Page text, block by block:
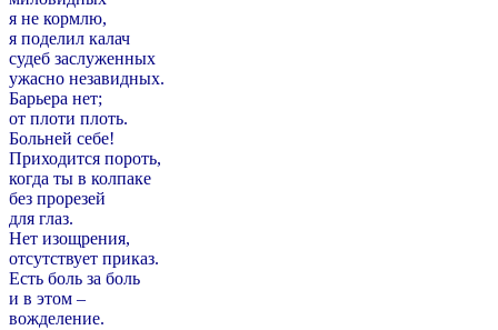
я не кормлю,
я поделил калач
судеб заслуженных
ужасно незавидных.
Барьера нет;
от плоти плоть.
Больней себе!
Приходится пороть,
когда ты в колпаке
без прорезей
для глаз.
Нет изощрения,
отсутствует приказ.
Есть боль за боль
и в этом –
вожделение.